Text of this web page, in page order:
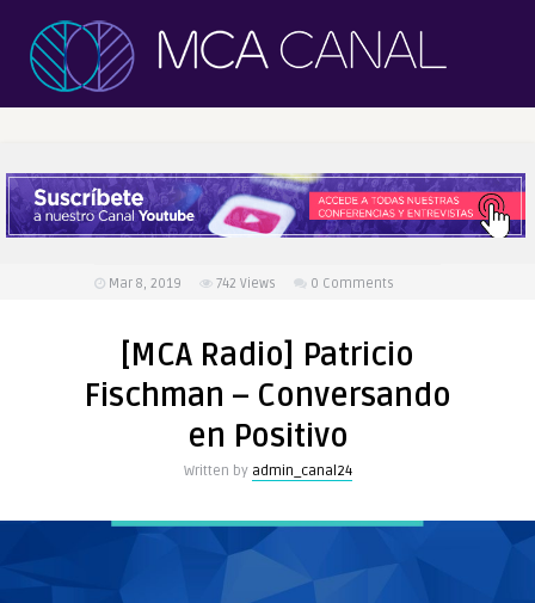
Mar 8, 2019 742 Views 0 Comments
[MCA Radio] Patricio
Fischman – Conversando
en Positivo
Written by admin_canal24